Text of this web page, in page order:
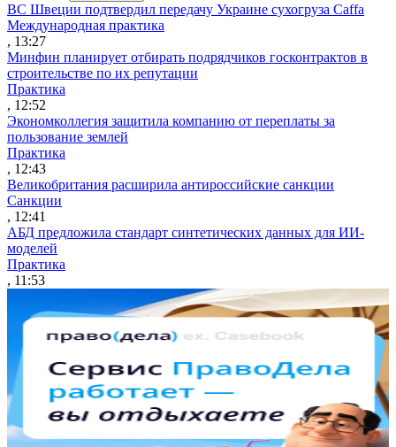
ВС Швеции подтвердил передачу Украине сухогруза Caffa
Международная практика
, 13:27
Минфин планирует отбирать подрядчиков госконтрактов в
строительстве по их репутации
Практика
, 12:52
Экономколлегия защитила компанию от переплаты за
пользование землей
Практика
, 12:43
Великобритания расширила антироссийские санкции
Санкции
, 12:41
АБД предложила стандарт синтетических данных для ИИ-
моделей
Практика
, 11:53